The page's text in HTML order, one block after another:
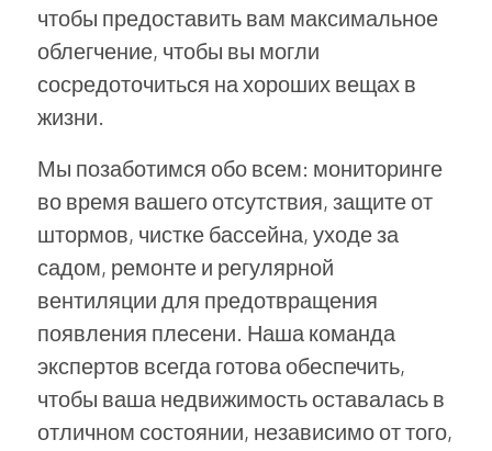
чтобы предоставить вам максимальное
облегчение, чтобы вы могли
сосредоточиться на хороших вещах в
жизни.
Мы позаботимся обо всем: мониторинге
во время вашего отсутствия, защите от
штормов, чистке бассейна, уходе за
садом, ремонте и регулярной
вентиляции для предотвращения
появления плесени. Наша команда
экспертов всегда готова обеспечить,
чтобы ваша недвижимость оставалась в
отличном состоянии, независимо от того,